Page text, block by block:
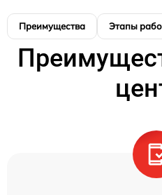
Преимущества Этапы